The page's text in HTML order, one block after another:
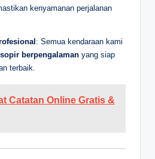
kenyamanan perjalanan
: Semua kendaraan kami
sopir berpengalaman yang siap
terbaik.
Catatan Online Gratis &